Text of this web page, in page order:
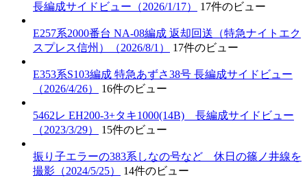
長編成サイドビュー（2026/1/17）
17件のビュー
E257系2000番台 NA-08編成 返却回送（特急ナイトエク
スプレス信州）（2026/8/1）
17件のビュー
E353系S103編成 特急あずさ38号 長編成サイドビュー
（2026/4/26）
16件のビュー
5462レ EH200-3+タキ1000(14B) 長編成サイドビュー
（2023/3/29）
15件のビュー
振り子エラーの383系しなの号など 休日の篠ノ井線を
撮影（2024/5/25）
14件のビュー